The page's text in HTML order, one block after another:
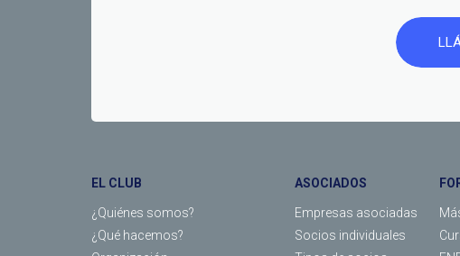
EL CLUB
¿Quiénes somos?
¿Qué hacemos?
ASOCIADOS
Empresas asociadas
Socios individuales